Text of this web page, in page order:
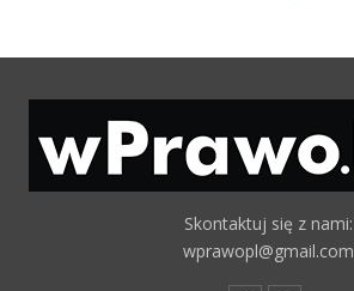
Skontaktuj się z nami:
wprawopl@gmail.com